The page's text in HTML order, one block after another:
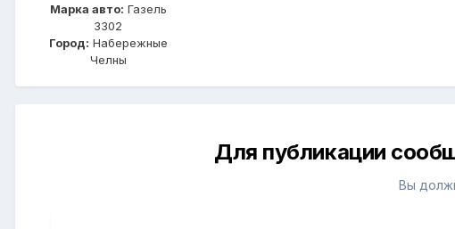
Марка авто: Газель
3302
Город: Набережные
Челны
Для публикации
Вы